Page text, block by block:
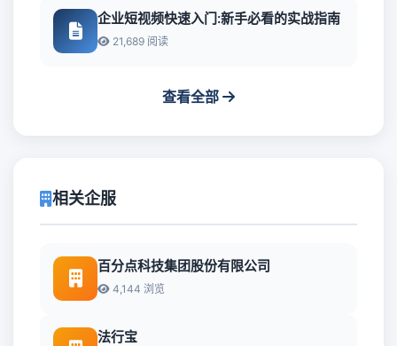
企业短视频快速入门:新手必看的实战指南
21,689 阅读
查看全部
相关企服
百分点科技集团股份有限公司
4,144 浏览
法行宝